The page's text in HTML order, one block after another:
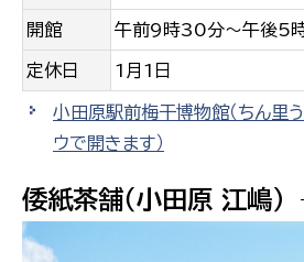
開館 午前9時30分〜午後5
定休日 1月1日
小田原駅前梅干博物館（ちん里う
ウで開きます）
倭紙茶舗（小田原 江嶋）